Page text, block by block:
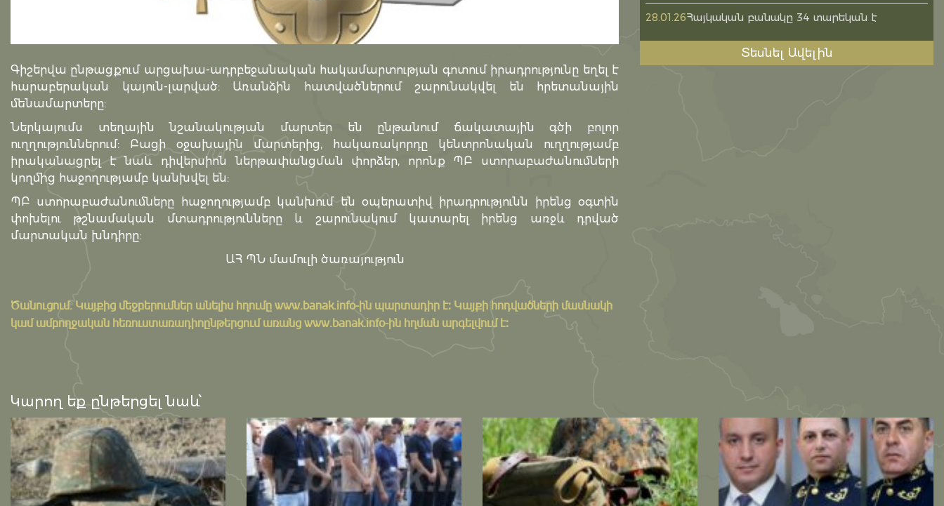
Գիշերվա ընթացքում արցախա-ադրբեջանական հակամարտության գոտում իրադրությունը եղել է
հարաբերական կայուն-լարված: Առանձին հատվածներում շարունակվել են հրետանային
մենամարտերը:
Ներկայումս տեղային նշանակության մարտեր են ընթանում ճակատային գծի բոլոր
ուղղություններում: Բացի օջախային մարտերից, հակառակորդը կենտրոնական ուղղությամբ
իրականացրել է նաև դիվերսիոն ներթափանցման փորձեր, որոնք ՊԲ ստորաբաժանումների
կողմից հաջողությամբ կանխվել են:
ՊԲ ստորաբաժանումները հաջողությամբ կանխում են օպերատիվ իրադրությունն իրենց օգտին
փոխելու թշնամական մտադրությունները և շարունակում կատարել իրենց առջև դրված
մարտական խնդիրը:
ԱՀ ՊՆ մամուլի ծառայություն
Ծանուցում․ Կայքից մեջբերումներ անելիս հղումըwww.banak.info-ին պարտադիր է: Կայքի հոդվածների մասնակի
կամ ամբողջական հեռուստառադիոընթերցում առանց www.banak.info-ին հղման արգելվում է:
28.01.26Հայկական բանակը 34 տարեկան է
Տեսնել Ավելին
Կարող եք ընթերցել նաև՝